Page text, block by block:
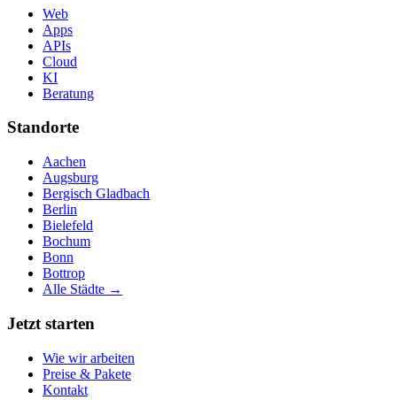
Web
Apps
APIs
Cloud
KI
Beratung
Standorte
Aachen
Augsburg
Bergisch Gladbach
Berlin
Bielefeld
Bochum
Bonn
Bottrop
Alle Städte →
Jetzt starten
Wie wir arbeiten
Preise & Pakete
Kontakt